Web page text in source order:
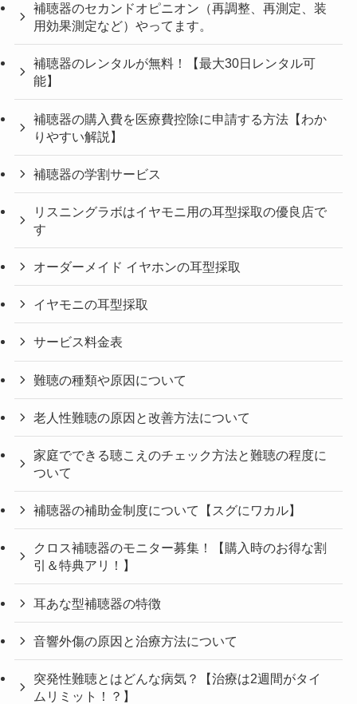
補聴器のセカンドオピニオン（再調整、再測定、装
用効果測定など）やってます。
補聴器のレンタルが無料！【最大30日レンタル可
能】
補聴器の購入費を医療費控除に申請する方法【わか
りやすい解説】
補聴器の学割サービス
リスニングラボはイヤモニ用の耳型採取の優良店で
す
オーダーメイド イヤホンの耳型採取
イヤモニの耳型採取
サービス料金表
難聴の種類や原因について
老人性難聴の原因と改善方法について
家庭でできる聴こえのチェック方法と難聴の程度に
ついて
補聴器の補助金制度について【スグにワカル】
クロス補聴器のモニター募集！【購入時のお得な割
引＆特典アリ！】
耳あな型補聴器の特徴
音響外傷の原因と治療方法について
突発性難聴とはどんな病気？【治療は2週間がタイ
ムリミット！？】